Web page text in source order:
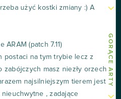
GORĄCE ARTY
użyć kostki zmiany :) A
(patch 7.11)
postaci na tym trybie lecz z
zabójczych masz niezły orzech
najsilniejszym tierem jest
, zadające